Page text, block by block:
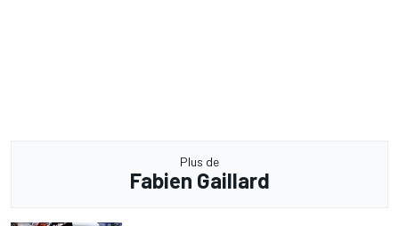
Plus de
Fabien Gaillard